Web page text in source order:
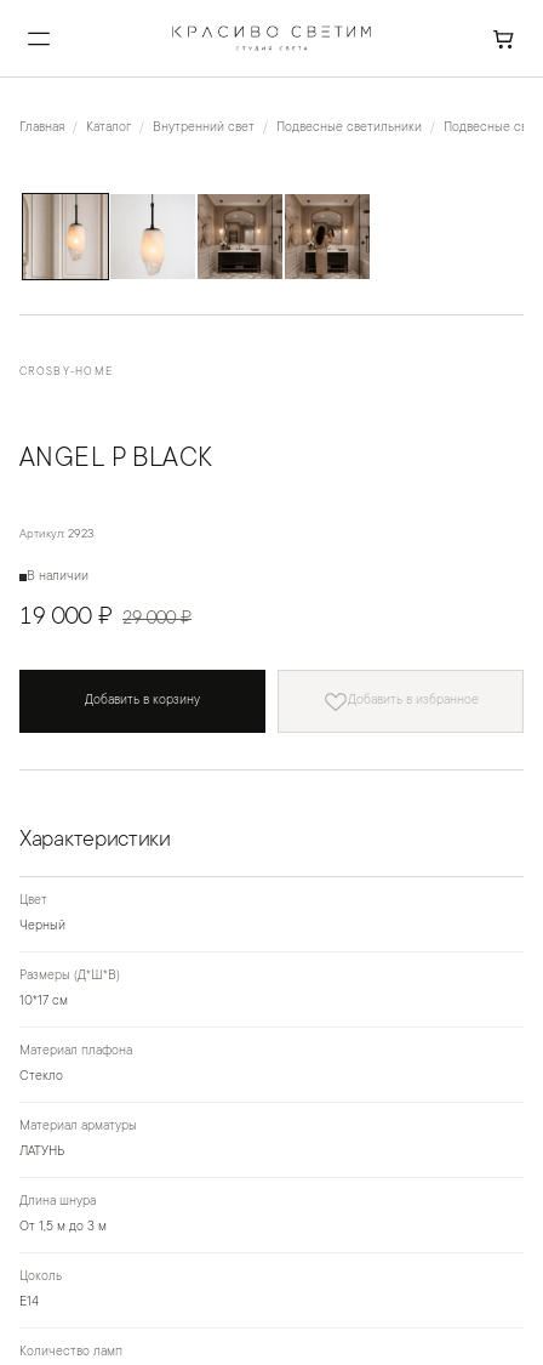
Главная Каталог Внутренний свет Подвесные светильники Подвесные
CROSBY-HOME
ANGEL P BLACK
Артикул: 2923
В наличии
19 000 ₽ 29 000 ₽
Добавить в корзину Добавить в избранное
Характеристики
Цвет
Черный
Размеры (Д*Ш*В)
10*17 см
Материал плафона
Стекло
Материал арматуры
ЛАТУНЬ
Длина шнура
От 1,5 м до 3 м
Цоколь
Е14
Количество ламп